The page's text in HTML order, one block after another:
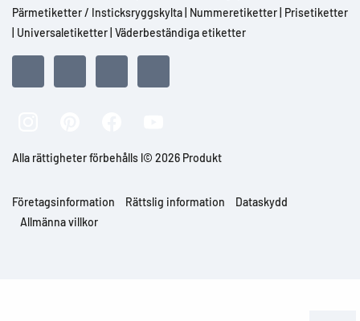
Pärmetiketter / Insticksryggskylta Nummeretiketter Prisetiketter
Universaletiketter Väderbeständiga etiketter
Alla rättigheter förbehålls l© 2026 Produkt
Företagsinformation Rättslig information
Dataskydd
Allmänna villkor